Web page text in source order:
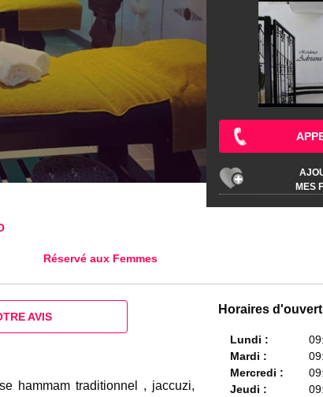
MES
Réservé aux Femmes
Horaires
Lundi :
Mardi :
Mercredi :
Jeudi :
AVIS
hammam traditionnel , jaccuzi,